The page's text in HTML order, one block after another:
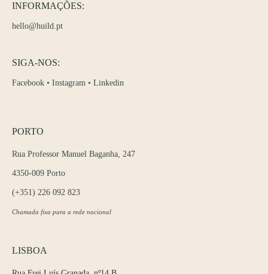
INFORMAÇÕES:
hello@huild.pt
SIGA-NOS:
Facebook • Instagram • Linkedin
PORTO
Rua Professor Manuel Baganha, 247
4350-009 Porto
(+351) 226 092 823
Chamada fixa para a rede nacional
LISBOA